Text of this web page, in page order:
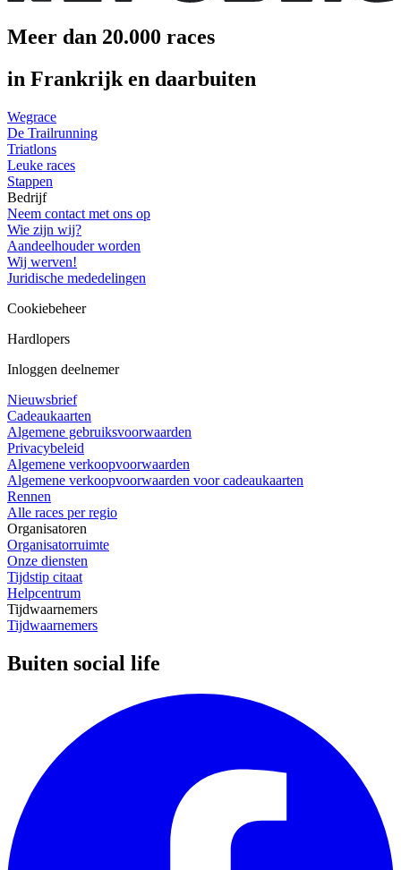
Meer dan 20.000 races
in Frankrijk en daarbuiten
Wegrace
De Trailrunning
Triatlons
Leuke races
Stappen
Bedrijf
Neem contact met ons op
Wie zijn wij?
Aandeelhouder worden
Wij werven!
Juridische mededelingen
Cookiebeheer
Hardlopers
Inloggen deelnemer
Nieuwsbrief
Cadeaukaarten
Algemene gebruiksvoorwaarden
Privacybeleid
Algemene verkoopvoorwaarden
Algemene verkoopvoorwaarden voor cadeaukaarten
Rennen
Alle races per regio
Organisatoren
Organisatorruimte
Onze diensten
Tijdstip citaat
Helpcentrum
Tijdwaarnemers
Tijdwaarnemers
Buiten social life